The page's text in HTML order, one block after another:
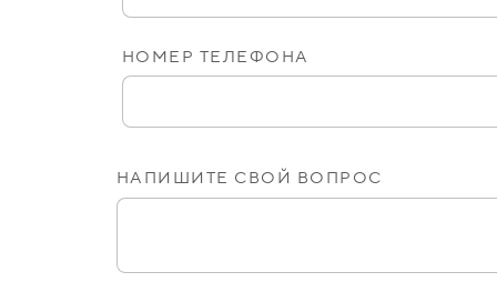
НОМЕР ТЕЛЕФОНА
НАПИШИТЕ СВОЙ ВОПРОС